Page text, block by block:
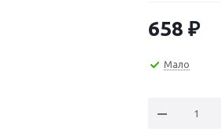
658 ₽
Мало